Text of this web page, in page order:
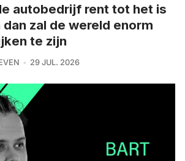
autobedrijf rent tot het is
dan zal de wereld enorm
te zijn
29 JUL. 2026